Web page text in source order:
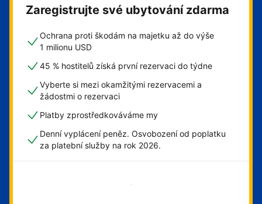
Zaregistrujte své ubytování zdarma
Ochrana proti škodám na majetku až do výše
1 milionu USD
45 % hostitelů získá první rezervaci do týdne
Vyberte si mezi okamžitými rezervacemi a
žádostmi o rezervaci
Platby zprostředkováváme my
Denní vyplácení peněz. Osvobození od poplatku
za platební služby na rok 2026.
Začít hned